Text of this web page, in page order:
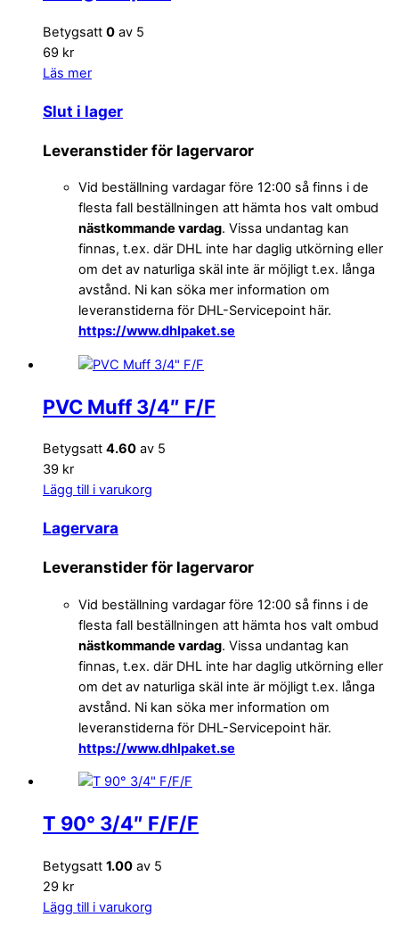
Betygsatt 0 av 5
69 kr
Läs mer
Slut i lager
Leveranstider för lagervaror
Vid beställning vardagar före 12:00 så finns i de
flesta fall beställningen att hämta hos valt ombud
nästkommande vardag. Vissa undantag kan
finnas, t.ex. där DHL inte har daglig utkörning eller
om det av naturliga skäl inte är möjligt t.ex. långa
avstånd. Ni kan söka mer information om
leveranstiderna för DHL-Servicepoint här.
https://www.dhlpaket.se
PVC Muff 3/4″ F/F
Betygsatt 4.60 av 5
39 kr
Lägg till i varukorg
Lagervara
Leveranstider för lagervaror
Vid beställning vardagar före 12:00 så finns i de
flesta fall beställningen att hämta hos valt ombud
nästkommande vardag. Vissa undantag kan
finnas, t.ex. där DHL inte har daglig utkörning eller
om det av naturliga skäl inte är möjligt t.ex. långa
avstånd. Ni kan söka mer information om
leveranstiderna för DHL-Servicepoint här.
https://www.dhlpaket.se
T 90° 3/4″ F/F/F
Betygsatt 1.00 av 5
29 kr
Lägg till i varukorg